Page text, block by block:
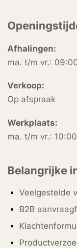
Afhalingen:
ma. t/m vr.:
Verkoop:
Op afspraak
Werkplaats:
ma. t/m vr.:
Belangrijke
Veelgestelde
B2B